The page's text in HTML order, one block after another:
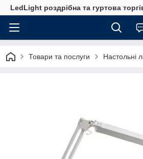
LedLight роздрiбна та гуртова
Товари та послуги Настольні